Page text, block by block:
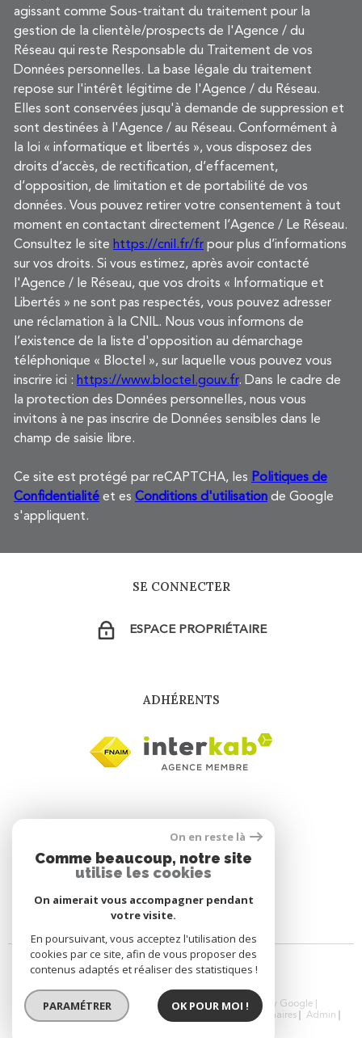
agissant comme Sous-traitant du traitement pour la
gestion de la clientèle/prospects de l'Agence / du
Réseau qui reste Responsable du Traitement de vos
Données personnelles. La base légale du traitement
repose sur l'intérêt légitime de l'Agence / du Réseau.
Elles sont conservées jusqu'à demande de suppression et
sont destinées à l'Agence / au Réseau. Conformément à
la loi « informatique et libertés », vous disposez des
droits d’accès, de rectification, d’effacement,
d’opposition, de limitation et de portabilité de vos
données. Vous pouvez retirer votre consentement à tout
moment en contactant directement l’Agence / Le Réseau.
Consultez le site https://cnil.fr/fr pour plus d’informations
sur vos droits. Si vous estimez, après avoir contacté
l'Agence / le Réseau, que vos droits « Informatique et
Libertés » ne sont pas respectés, vous pouvez adresser
une réclamation à la CNIL. Nous vous informons de
l’existence de la liste d'opposition au démarchage
téléphonique « Bloctel », sur laquelle vous pouvez vous
inscrire ici : https://www.bloctel.gouv.fr. Dans le cadre de
la protection des Données personnelles, nous vous
invitons à ne pas inscrire de Données sensibles dans le
champ de saisie libre.
Ce site est protégé par reCAPTCHA, les Politiques de
Confidentialité et es Conditions d'utilisation de Google
s'appliquent.
SE CONNECTER
ESPACE PROPRIÉTAIRE
ADHÉRENTS
© 2026 | Tous droits réservés | Traduction powered by Google |
Nos Honoraires
Plan Du Site Mentions Légales Partenaires
Admin
On en reste là
Comme beaucoup, notre site
utilise les cookies
On aimerait vous accompagner pendant
votre visite.
En poursuivant, vous acceptez l'utilisation des
cookies par ce site, afin de vous proposer des
contenus adaptés et réaliser des statistiques !
PARAMÉTRER OK POUR MOI !